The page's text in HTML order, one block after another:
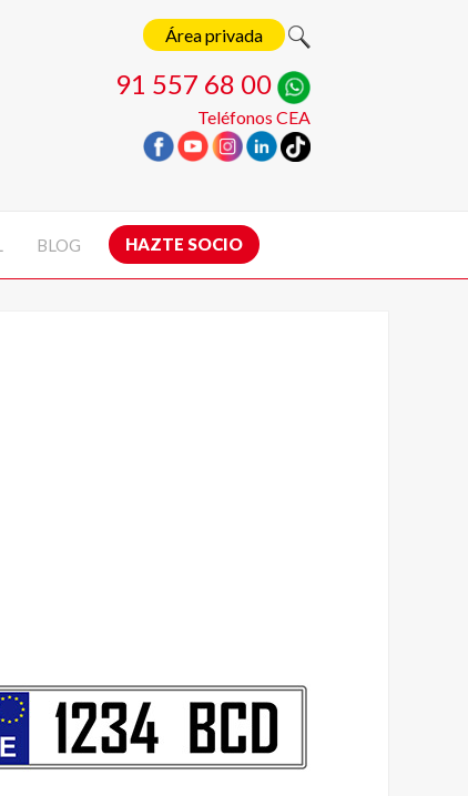
Área privada
91 557 68 00
Teléfonos CEA
BLOG HAZTE SOCIO